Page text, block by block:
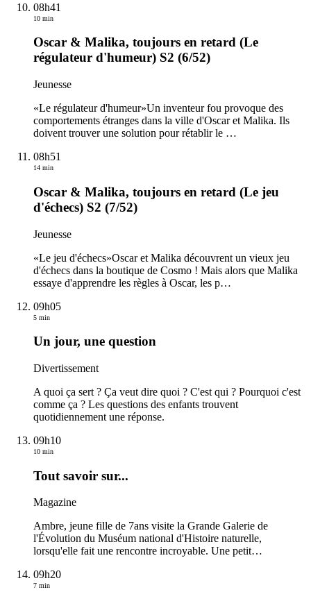
08h41
10 min
Oscar & Malika, toujours en retard (Le
régulateur d'humeur) S2 (6/52)
Jeunesse
«Le régulateur d'humeur»Un inventeur fou provoque des
comportements étranges dans la ville d'Oscar et Malika. Ils
doivent trouver une solution pour rétablir le …
08h51
14 min
Oscar & Malika, toujours en retard (Le jeu
d'échecs) S2 (7/52)
Jeunesse
«Le jeu d'échecs»Oscar et Malika découvrent un vieux jeu
d'échecs dans la boutique de Cosmo ! Mais alors que Malika
essaye d'apprendre les règles à Oscar, les p…
09h05
5 min
Un jour, une question
Divertissement
A quoi ça sert ? Ça veut dire quoi ? C'est qui ? Pourquoi c'est
comme ça ? Les questions des enfants trouvent
quotidiennement une réponse.
09h10
10 min
Tout savoir sur...
Magazine
Ambre, jeune fille de 7ans visite la Grande Galerie de
l'Évolution du Muséum national d'Histoire naturelle,
lorsqu'elle fait une rencontre incroyable. Une petit…
09h20
7 min